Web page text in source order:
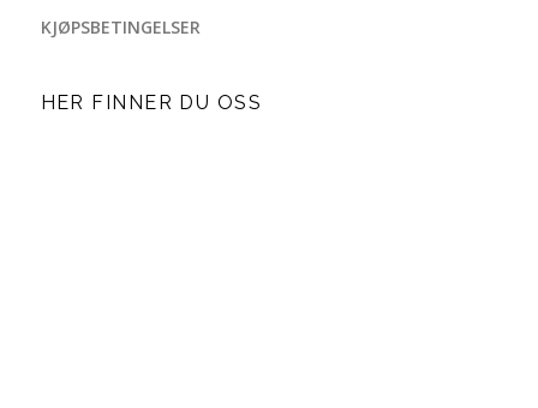
KJØPSBETINGELSER
HER FINNER DU OSS